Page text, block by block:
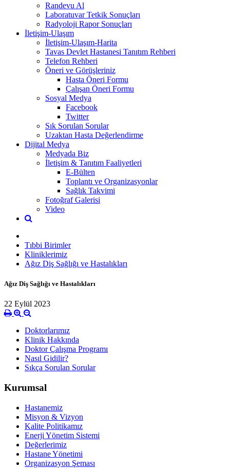
Randevu Al
Laboratuvar Tetkik Sonuçları
Radyoloji Rapor Sonuçları
İletişim-Ulaşım
İletişim-Ulaşım-Harita
Tavas Devlet Hastanesi Tanıtım Rehberi
Telefon Rehberi
Öneri ve Görüşleriniz
Hasta Öneri Formu
Çalışan Öneri Formu
Sosyal Medya
Facebook
Twitter
Sık Sorulan Sorular
Uzaktan Hasta Değerlendirme
Dijital Medya
Medyada Biz
İletişim & Tanıtım Faaliyetleri
E-Bülten
Toplantı ve Organizasyonlar
Sağlık Takvimi
Fotoğraf Galerisi
Video
Tıbbi Birimler
Kliniklerimiz
Ağız Diş Sağlığı ve Hastalıkları
Ağız Diş Sağlığı ve Hastalıkları
22 Eylül 2023
Doktorlarımız
Klinik Hakkında
Doktor Çalışma Programı
Nasıl Gidilir?
Sıkça Sorulan Sorular
Kurumsal
Hastanemiz
Misyon & Vizyon
Kalite Politikamız
Enerji Yönetim Sistemi
Değerlerimiz
Hastane Yönetimi
Organizasyon Şeması